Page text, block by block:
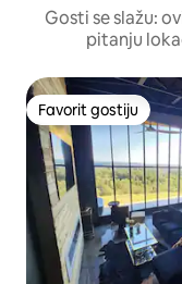
Gosti se slažu:
pitanju
Favorit gostiju
Favorit gostiju